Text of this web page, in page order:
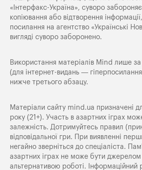
«Iнтерфакс-Україна», суворо
копіювання або відтворення
посилання на агентство «Українські
вигляді суворо заборонено.
Використання матеріалів Mind лише
(для інтернет-видань —
нижче третього абзацу.
Матеріали сайту mind.ua призначені
року (21+). Участь в азартних іграх
залежність. Дотримуйтесь правил
відповідальної гри. При виявленні
негайно зверніться до спеціаліста.
азартних іграх не може бути джерелом
альтернативою роботі.